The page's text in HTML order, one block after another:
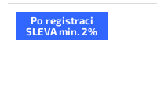
Po registraci
SLEVA min. 2%